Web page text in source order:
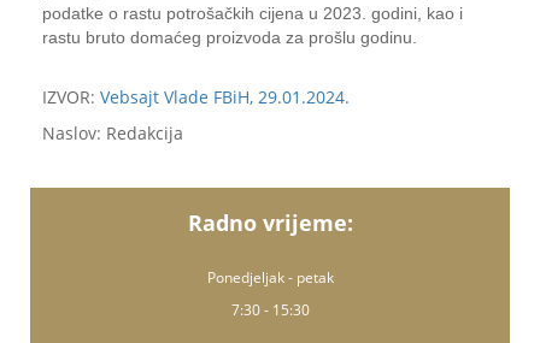
podatke o rastu potrošačkih cijena u 2023. godini, kao i
rastu bruto domaćeg proizvoda za prošlu godinu.
IZVOR: Vebsajt Vlade FBiH, 29.01.2024.
Naslov: Redakcija
Radno vrijeme:
Ponedjeljak - petak
7:30 - 15:30